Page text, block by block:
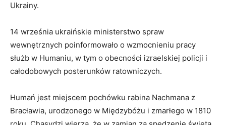
Ukrainy.
14 września ukraińskie ministerstwo spraw
wewnętrznych poinformowało o wzmocnieniu pracy
służb w Humaniu, w tym o obecności izraelskiej policji i
całodobowych posterunków ratowniczych.
Humań jest miejscem pochówku rabina Nachmana z
Bracławia, urodzonego w Międzybóżu i zmarłego w 1810